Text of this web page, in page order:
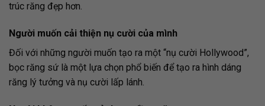
trúc răng đẹp hơn.
Người muốn cải thiện nụ cười của mình
Đối với những người muốn tạo ra một “nụ cười Hollywood”,
bọc răng sứ là một lựa chọn phổ biến để tạo ra hình dáng
răng lý tưởng và nụ cười lấp lánh.